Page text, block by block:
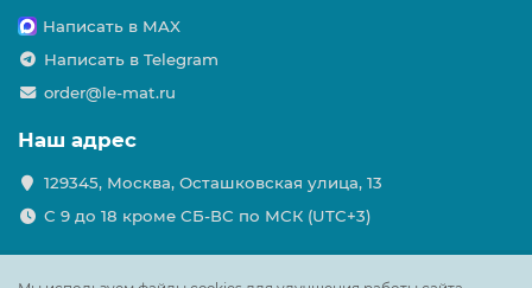
Написать в MAX
Написать в Telegram
order@le-mat.ru
Наш адрес
129345, Москва, Осташковская улица, 13
С 9 до 18 кроме СБ-ВС по МСК (UTC+3)